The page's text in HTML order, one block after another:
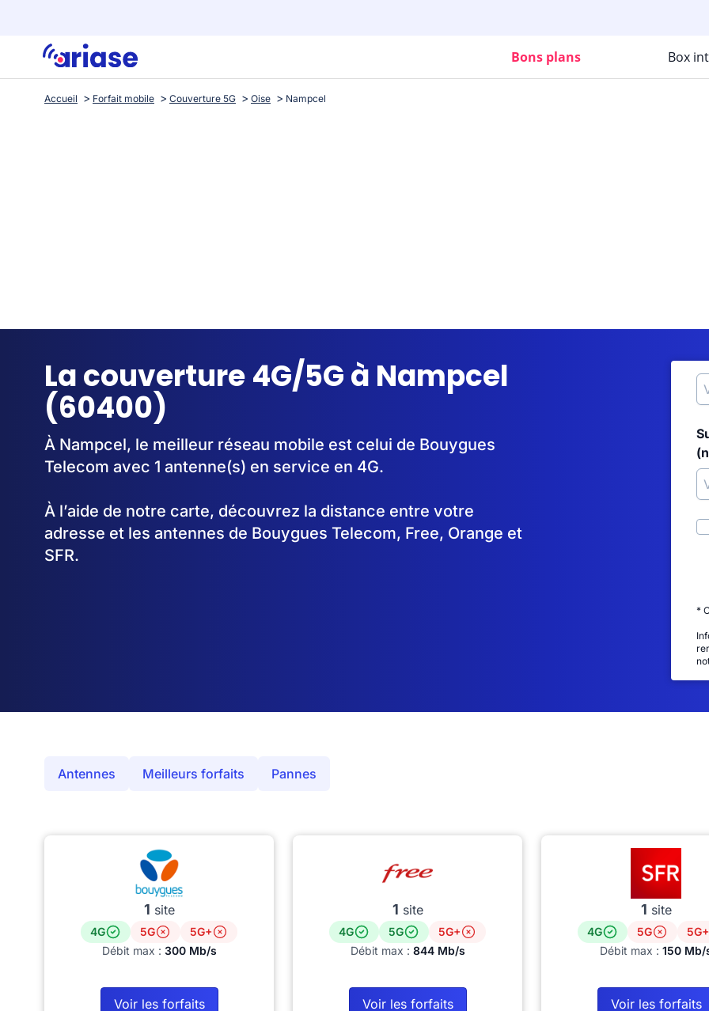
Bons plans Box
Accueil Forfait mobile Couverture 5G Oise Nampcel
La couverture 4G/5G à Nampcel
(60400)
À Nampcel, le meilleur réseau mobile est celui de Bouygues
Telecom avec 1 antenne(s) en service en 4G.
À l’aide de notre carte, découvrez la distance entre votre
adresse et les antennes de Bouygues Telecom, Free, Orange et
SFR.
*
Antennes Meilleurs forfaits Pannes
1 site
4G 5G
5G+
Débit max : 300 Mb/s
Voir les forfaits
1 site
4G 5G
5G+
Débit max : 844 Mb/s
Voir les forfaits
1 site
4G 5G
5G+
Débit max : 150 Mb/
Voir les forfaits